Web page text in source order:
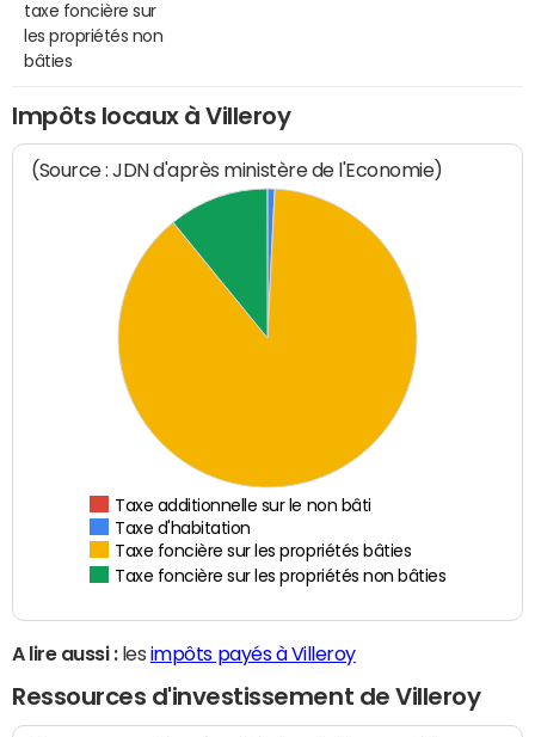
taxe foncière sur
les propriétés non
bâties
Impôts locaux à Villeroy
(Source : JDN d'après ministère de l'Economie)
Taxe additionnelle sur le non bâti
Taxe d'habitation
Taxe foncière sur les propriétés bâties
Taxe foncière sur les propriétés non bâties
A lire aussi :les impôts payés à Villeroy
Ressources d'investissement de Villeroy